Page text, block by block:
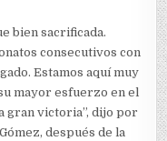
bien sacrificada.
consecutivos con
Estamos aquí muy
mayor esfuerzo en el
gran victoria”, dijo por
después de la